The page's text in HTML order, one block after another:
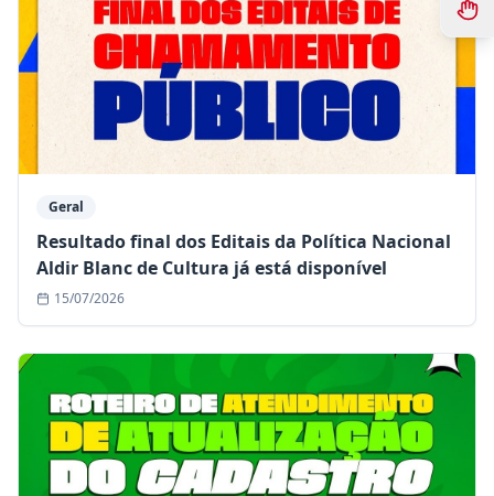
Geral
Resultado final dos Editais da Política Nacional
Aldir Blanc de Cultura já está disponível
15/07/2026